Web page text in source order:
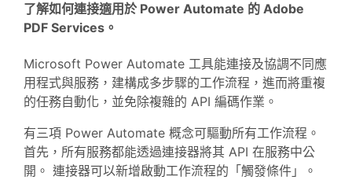
了解如何連接適用於 Power Automate 的 Adobe
PDF Services。
Microsoft Power Automate 工具能連接及協調不同應
用程式與服務，建構成多步驟的工作流程，進而將重複
的任務自動化，並免除複雜的 API 編碼作業。
有三項 Power Automate 概念可驅動所有工作流程。
首先，所有服務都能透過連接器將其 API 在服務中公
開。 連接器可以新增啟動工作流程的「觸發條件」。